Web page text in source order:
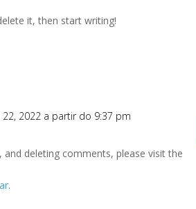
it, then start writing!
2022 a partir do 9:37 pm
deleting comments, please visit the
.